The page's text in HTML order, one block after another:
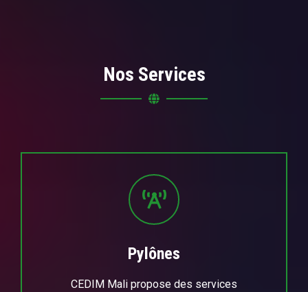
Nos Services
Pylônes
CEDIM Mali propose des services